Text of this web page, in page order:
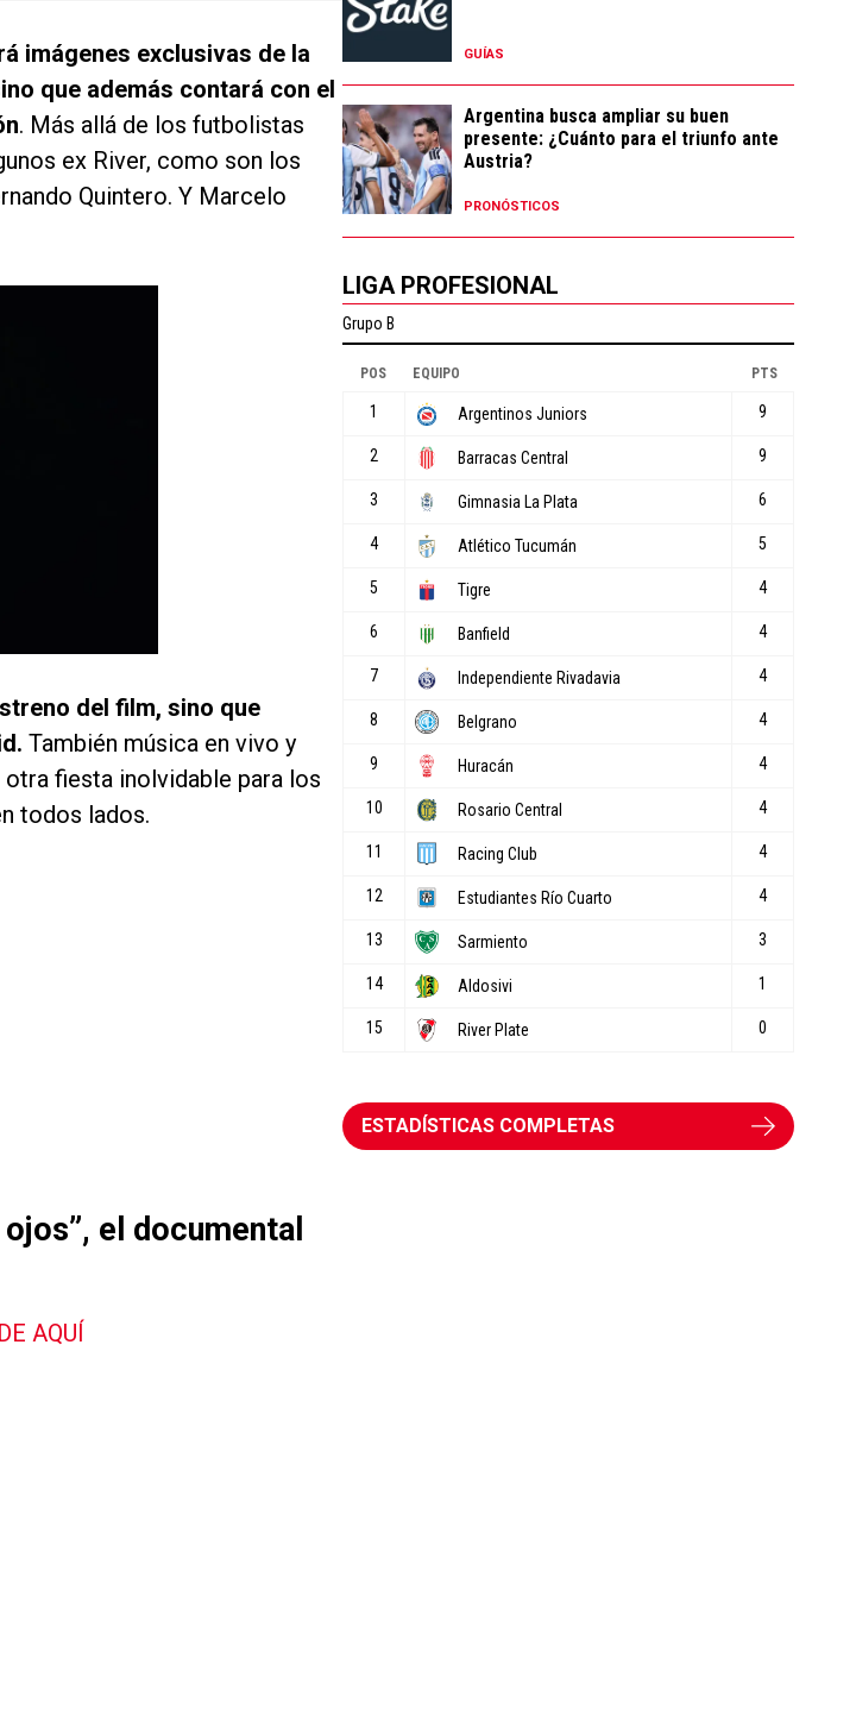
imágenes exclusivas de la
que además contará con el
. Más allá de los futbolistas
ex River, como son los
Quintero. Y Marcelo
del film, sino que
También música en vivo y
otra fiesta inolvidable para los
todos lados.
el documental
AQUÍ
GUÍAS
Argentina busca ampliar su buen
presente: ¿Cuánto para el triunfo ante
Austria?
PRONÓSTICOS
LIGA PROFESIONAL
ESTADÍSTICAS COMPLETAS